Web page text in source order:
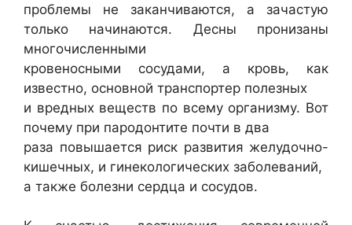
проблемы не заканчиваются, а зачастую
только начинаются. Десны пронизаны
многочисленными
кровеносными сосудами, а кровь, как
известно, основной транспортер полезных
и вредных веществ по всему организму. Вот
почему при пародонтите почти в два
раза повышается риск развития желудочно-
кишечных, и гинекологических заболеваний,
а также болезни сердца и сосудов.